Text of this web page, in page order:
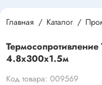
Главная Каталог
4.8x300x1.5м
Код товара: 009569